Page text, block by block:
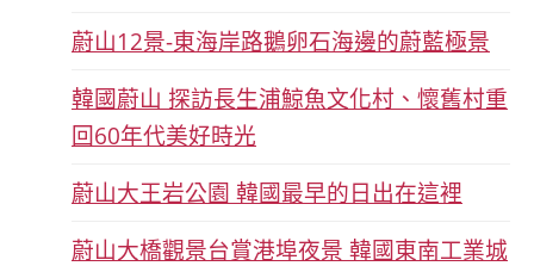
蔚山12景-東海岸路鵝卵石海邊的蔚藍極景
韓國蔚山 探訪長生浦鯨魚文化村、懷舊村重
回60年代美好時光
蔚山大王岩公園 韓國最早的日出在這裡
蔚山大橋觀景台賞港埠夜景 韓國東南工業城